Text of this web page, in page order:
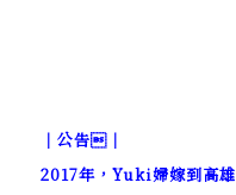
｜公告｜
2017年，Yuki婦嫁到高雄